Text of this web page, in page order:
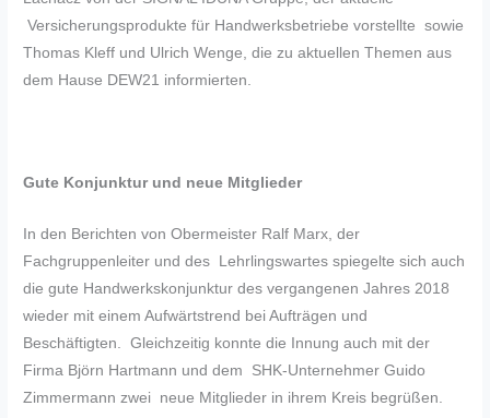
Versicherungsprodukte für Handwerksbetriebe vorstellte sowie
Thomas Kleff und Ulrich Wenge, die zu aktuellen Themen aus
dem Hause DEW21 informierten.
Gute Konjunktur und neue Mitglieder
In den Berichten von Obermeister Ralf Marx, der
Fachgruppenleiter und des Lehrlingswartes spiegelte sich auch
die gute Handwerkskonjunktur des vergangenen Jahres 2018
wieder mit einem Aufwärtstrend bei Aufträgen und
Beschäftigten. Gleichzeitig konnte die Innung auch mit der
Firma Björn Hartmann und dem SHK-Unternehmer Guido
Zimmermann zwei neue Mitglieder in ihrem Kreis begrüßen.